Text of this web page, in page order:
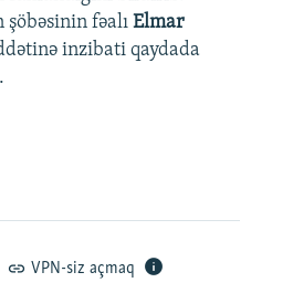
şöbəsinin fəalı Elmar
inzibati qaydada
VPN-siz açmaq